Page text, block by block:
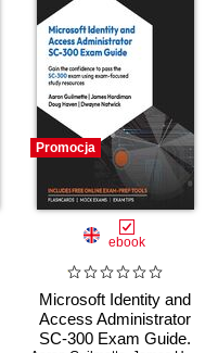
Promocja
ebook
Microsoft Identity and
Access Administrator
SC-300 Exam Guide.